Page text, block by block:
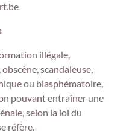
illégale,
scandaleuse,
ou blasphématoire,
pouvant entraîner une
selon la loi du
réfère.